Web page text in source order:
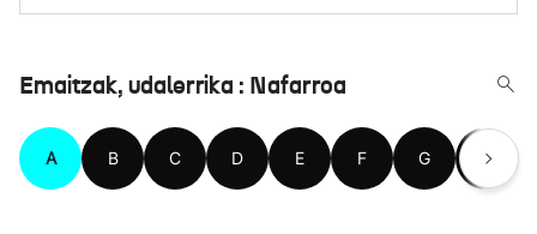
Emaitzak, udalerrika : Nafarroa
A B C D E F G H